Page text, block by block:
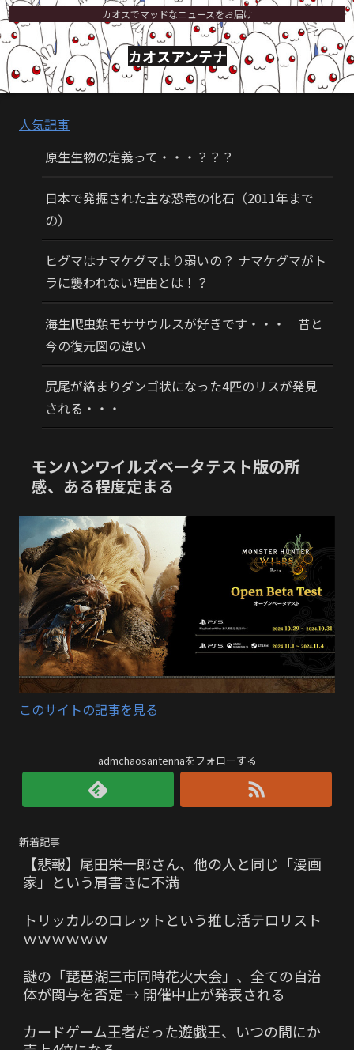
カオスでマッドなニュースをお届け
カオスアンテナ
人気記事
原生生物の定義って・・・？？？
日本で発掘された主な恐竜の化石（2011年まで
の）
ヒグマはナマケグマより弱いの？ ナマケグマがト
ラに襲われない理由とは！？
海生爬虫類モササウルスが好きです・・・ 昔と
今の復元図の違い
尻尾が絡まりダンゴ状になった4匹のリスが発見
される・・・
モンハンワイルズベータテスト版の所
感、ある程度定まる
このサイトの記事を見る
admchaosantennaをフォローする
新着記事
【悲報】尾田栄一郎さん、他の人と同じ「漫画
家」という肩書きに不満
トリッカルのロレットという推し活テロリスト
ｗｗｗｗｗｗ
謎の「琵琶湖三市同時花火大会」、全ての自治
体が関与を否定 → 開催中止が発表される
カードゲーム王者だった遊戯王、いつの間にか